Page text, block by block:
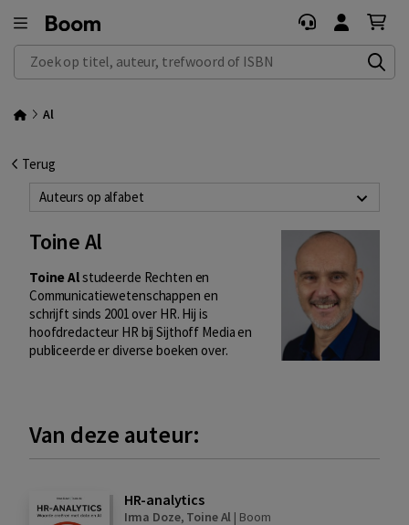
Zoek op titel, auteur, trefwoord of ISBN
Al
Terug
Auteurs op alfabet
Toine Al
Toine Alstudeerde Rechten en
Communicatiewetenschappen en
schrijft sinds 2001 over HR. Hij is
hoofdredacteur HR bij Sijthoff Media en
publiceerde er diverse boeken over.
Van deze auteur:
HR-analytics
Irma Doze, Toine Al | Boom